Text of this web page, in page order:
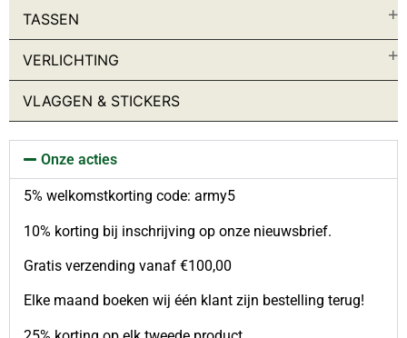
Kleding accessoires
Mutsen
Sjaals
Veldpet & Baret
Jassen
Jassen
Tactical Vesten
Kleding accessoires
Ondergoed
Regenkleding
TASSEN
VERLICHTING
VLAGGEN & STICKERS
Onze acties
5% welkomstkorting code: army5
10% korting bij inschrijving op onze nieuwsbrief.
Gratis verzending vanaf €100,00
Elke maand boeken wij één klant zijn bestelling terug!